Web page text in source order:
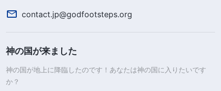
contact.jp@godfootsteps.org
神の国が来ました
神の国が地上に降臨したのです！あなたは神の国に入りたいです
か？